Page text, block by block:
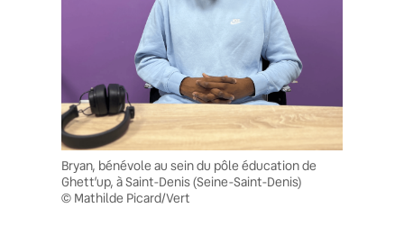
Bryan, bénévole au sein du pôle éducation de
Ghett’up, à Saint-Denis (Seine-Saint-Denis)
© Mathilde Picard/Vert